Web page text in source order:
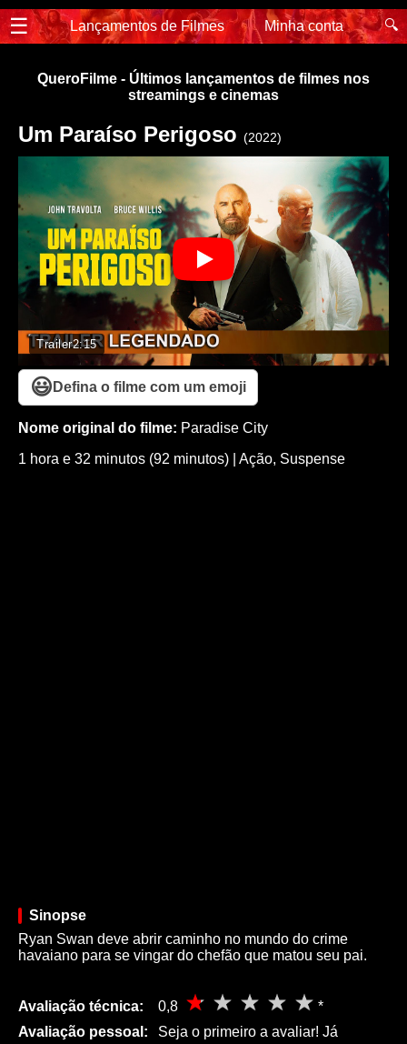
☰ Lançamentos de Filmes Minha conta 🔍
QueroFilme - Últimos lançamentos de filmes nos
streamings e cinemas
Um Paraíso Perigoso (2022)
Trailer2:15
😃 Defina o filme com um emoji
Nome original do filme: Paradise City
1 hora e 32 minutos (92 minutos)
Ação, Suspense
Sinopse
Ryan Swan deve abrir caminho no mundo do crime
havaiano para se vingar do chefão que matou seu pai.
Avaliação técnica: 0,8
*
Avaliação pessoal:
Seja o primeiro a avaliar! Já